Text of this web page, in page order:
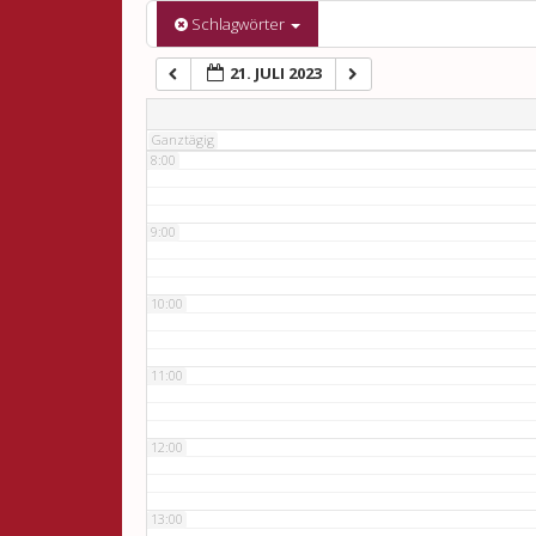
Schlagwörter
21. JULI 2023
Ganztägig
6:00
7:00
8:00
9:00
10:00
11:00
12:00
13:00